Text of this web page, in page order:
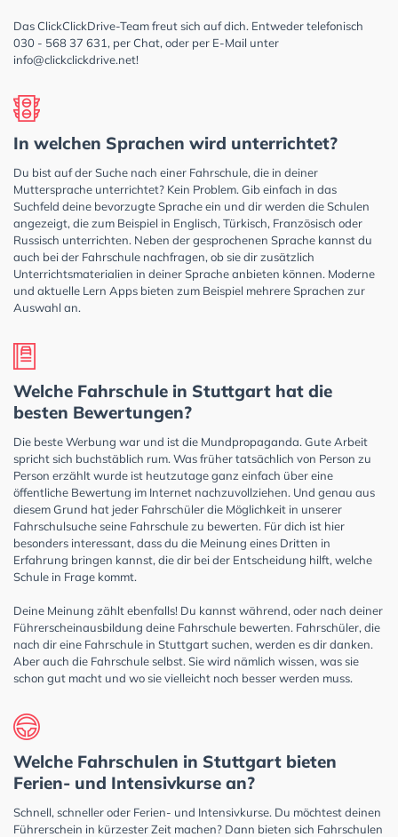
Das ClickClickDrive-Team freut sich auf dich. Entweder telefonisch
030 - 568 37 631, per Chat, oder per E-Mail unter
info@clickclickdrive.net!
In welchen Sprachen wird unterrichtet?
Du bist auf der Suche nach einer Fahrschule, die in deiner
Muttersprache unterrichtet? Kein Problem. Gib einfach in das
Suchfeld deine bevorzugte Sprache ein und dir werden die Schulen
angezeigt, die zum Beispiel in Englisch, Türkisch, Französisch oder
Russisch unterrichten. Neben der gesprochenen Sprache kannst du
auch bei der Fahrschule nachfragen, ob sie dir zusätzlich
Unterrichtsmaterialien in deiner Sprache anbieten können. Moderne
und aktuelle Lern Apps bieten zum Beispiel mehrere Sprachen zur
Auswahl an.
Welche Fahrschule in Stuttgart hat die
besten Bewertungen?
Die beste Werbung war und ist die Mundpropaganda. Gute Arbeit
spricht sich buchstäblich rum. Was früher tatsächlich von Person zu
Person erzählt wurde ist heutzutage ganz einfach über eine
öffentliche Bewertung im Internet nachzuvollziehen. Und genau aus
diesem Grund hat jeder Fahrschüler die Möglichkeit in unserer
Fahrschulsuche seine Fahrschule zu bewerten. Für dich ist hier
besonders interessant, dass du die Meinung eines Dritten in
Erfahrung bringen kannst, die dir bei der Entscheidung hilft, welche
Schule in Frage kommt.
Deine Meinung zählt ebenfalls! Du kannst während, oder nach deiner
Führerscheinausbildung deine Fahrschule bewerten. Fahrschüler, die
nach dir eine Fahrschule in Stuttgart suchen, werden es dir danken.
Aber auch die Fahrschule selbst. Sie wird nämlich wissen, was sie
schon gut macht und wo sie vielleicht noch besser werden muss.
Welche Fahrschulen in Stuttgart bieten
Ferien- und Intensivkurse an?
Schnell, schneller oder Ferien- und Intensivkurse. Du möchtest deinen
Führerschein in kürzester Zeit machen? Dann bieten sich Fahrschulen